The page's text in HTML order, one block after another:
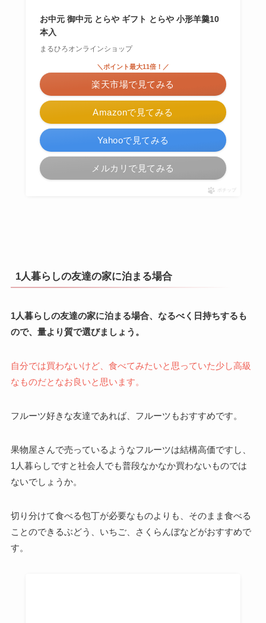
お中元 御中元 とらや ギフト とらや 小形羊羹10
本入
まるひろオンラインショップ
Amazonで見てみる
＼ポイント最大11倍！／
楽天市場で見てみる
Yahooで見てみる
メルカリで見てみる
ポチップ
1人暮らしの友達の家に泊まる場合
1人暮らしの友達の家に泊まる場合、なるべく日持ちするも
ので、量より質で選びましょう。
自分では買わないけど、食べてみたいと思っていた少し高級
なものだとなお良いと思います。
フルーツ好きな友達であれば、フルーツもおすすめです。
果物屋さんで売っているようなフルーツは結構高価ですし、
1人暮らしですと社会人でも普段なかなか買わないものでは
ないでしょうか。
切り分けて食べる包丁が必要なものよりも、そのまま食べる
ことのできるぶどう、いちご、さくらんぼなどがおすすめで
す。